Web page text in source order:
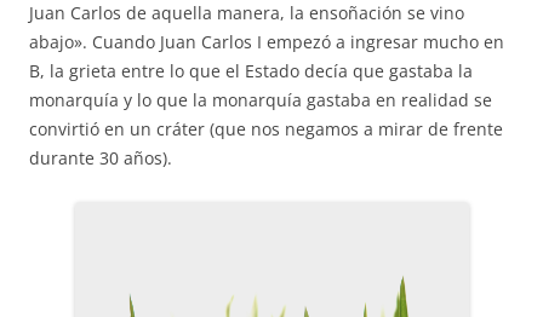
Juan Carlos de aquella manera, la ensoñación se vino
abajo». Cuando Juan Carlos I empezó a ingresar mucho en
B, la grieta entre lo que el Estado decía que gastaba la
monarquía y lo que la monarquía gastaba en realidad se
convirtió en un cráter (que nos negamos a mirar de frente
durante 30 años).